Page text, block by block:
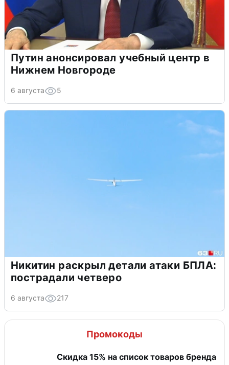
Путин анонсировал учебный центр в
Нижнем Новгороде
6 августа 5
Никитин раскрыл детали атаки БПЛА:
пострадали четверо
6 августа 217
Промокоды
Скидка 15% на список товаров бренда